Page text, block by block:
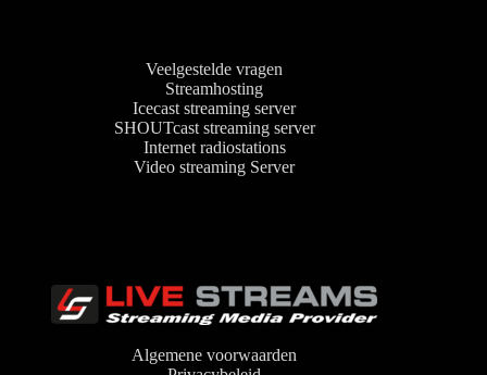
Veelgestelde vragen
Streamhosting
Icecast streaming server
SHOUTcast streaming server
Internet radiostations
Video streaming Server
Algemene voorwaarden